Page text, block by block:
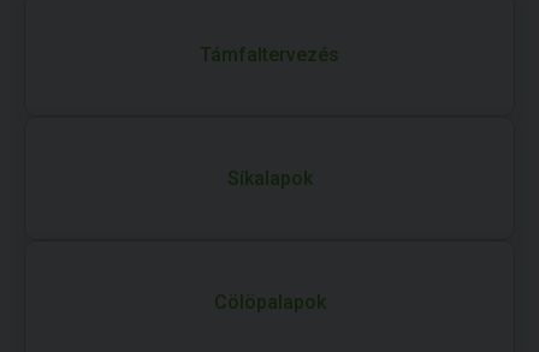
Támfaltervezés
Síkalapok
Cölöpalapok